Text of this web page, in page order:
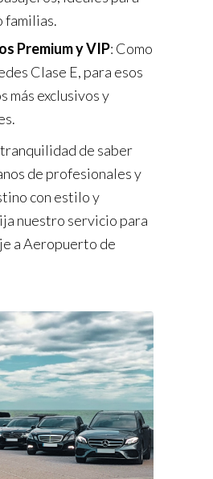
familias.
Premium y VIP: Como
Clase E, para esos
más exclusivos y
de saber
de profesionales y
con estilo y
nuestro servicio para
a Aeropuerto de